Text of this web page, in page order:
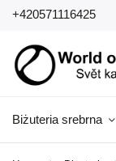
+420571116425
Biżuteria srebrna